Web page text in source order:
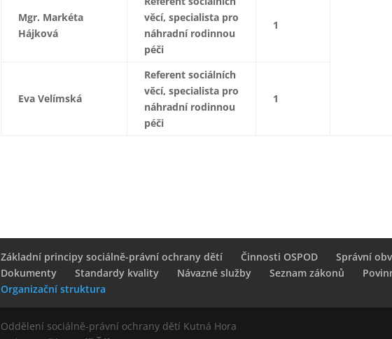
Mgr. Markéta
Hájková
věcí, specialista pro
náhradní rodinnou
péči
1
Eva Velímská
Referent sociálních
věcí, specialista pro
náhradní rodinnou
péči
1
Základní principy sociálně-právní ochrany dětí Činnosti OSPOD Správní
Dokumenty
Standardy kvality Návazné služby Seznam zákonů
Organizační struktura
Oddělení sociálně-právní ochrany dětí Kutná Hora